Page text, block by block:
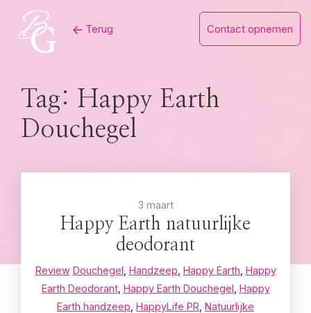
content
Terug Contact opnemen
Tag: Happy Earth
Douchegel
3 maart
Happy Earth natuurlijke
deodorant
Review Douchegel Handzeep Happy Earth Happy
Earth Deodorant, Happy Earth Douchegel Happy
Earth handzeep HappyLife PR Natuurlijke